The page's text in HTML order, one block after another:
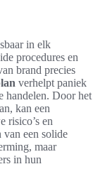
in elk
procedures en
brand precies
verhelpt paniek
handelen. Door het
kan een
risico’s en
van een solide
maar
in hun